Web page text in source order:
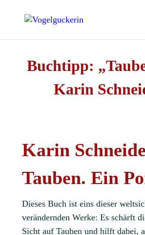
Buchtipp:
Karin
Karin
Tauben. Ein
Dieses Buch ist eins dieser
verändernden Werke: Es schärft
Sicht auf Tauben und hilft dabei,